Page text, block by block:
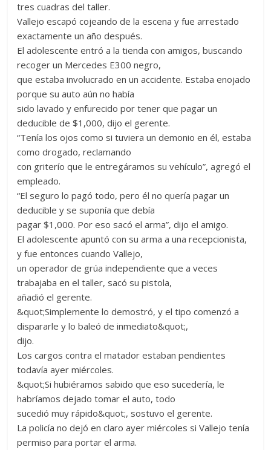
tres cuadras del taller.
Vallejo escapó cojeando de la escena y fue arrestado
exactamente un año después.
El adolescente entró a la tienda con amigos, buscando
recoger un Mercedes E300 negro,
que estaba involucrado en un accidente. Estaba enojado
porque su auto aún no había
sido lavado y enfurecido por tener que pagar un
deducible de $1,000, dijo el gerente.
“Tenía los ojos como si tuviera un demonio en él, estaba
como drogado, reclamando
con griterío que le entregáramos su vehículo”, agregó el
empleado.
“El seguro lo pagó todo, pero él no quería pagar un
deducible y se suponía que debía
pagar $1,000. Por eso sacó el arma”, dijo el amigo.
El adolescente apuntó con su arma a una recepcionista,
y fue entonces cuando Vallejo,
un operador de grúa independiente que a veces
trabajaba en el taller, sacó su pistola,
añadió el gerente.
&quot;Simplemente lo demostró, y el tipo comenzó a
dispararle y lo baleó de inmediato&quot;,
dijo.
Los cargos contra el matador estaban pendientes
todavía ayer miércoles.
&quot;Si hubiéramos sabido que eso sucedería, le
habríamos dejado tomar el auto, todo
sucedió muy rápido&quot;, sostuvo el gerente.
La policía no dejó en claro ayer miércoles si Vallejo tenía
permiso para portar el arma.